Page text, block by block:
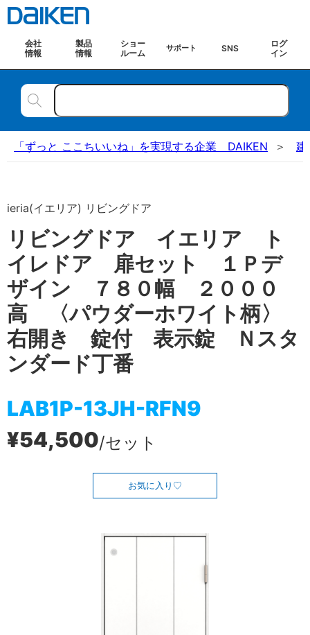
会社
情報
製品
情報
ショー
ルーム
サポート SNS
ログ
イン
「ずっと ここちいいね」を実現する企業 DAIKEN 建
ieria(イエリア) リビングドア
リビングドア イエリア ト
イレドア 扉セット １Ｐデ
ザイン ７８０幅 ２０００
高 〈パウダーホワイト柄〉
右開き 錠付 表示錠 Ｎスタ
ンダード丁番
LAB1P-13JH-RFN9
¥54,500/セット
お気に入り